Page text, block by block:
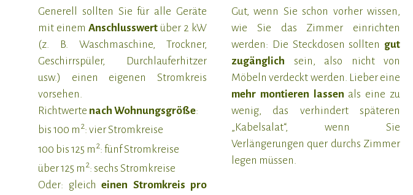
Generell sollten Sie für alle Geräte
mit einem Anschlusswert über 2 kW
(z. B. Waschmaschine, Trockner,
Geschirrspüler, Durchlauferhitzer
usw.) einen eigenen Stromkreis
vorsehen.
Richtwerte nach Wohnungsgröße:
bis 100 m2: vier Stromkreise
100 bis 125 m2: fünf Stromkreise
über 125 m2: sechs Stromkreise
Oder: gleich einen Stromkreis pro
Gut, wenn Sie schon vorher wissen,
wie Sie das Zimmer einrichten
werden: Die Steckdosen sollten gut
zugänglich sein, also nicht von
Möbeln verdeckt werden. Lieber eine
mehr montieren lassen als eine zu
wenig, das verhindert späteren
„Kabelsalat“, wenn Sie
Verlängerungen quer durchs Zimmer
legen müssen.